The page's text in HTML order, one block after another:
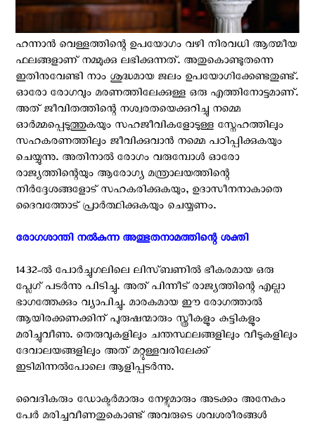
ഹന്നാൻ വെള്ളത്തിന്റെ ഉപയോഗം വഴി നിരവധി ആത്മീയ
ഫലങ്ങളാണ് നമ്മുക്കു ലഭിക്കുന്നത്. അതുകൊണ്ടുതന്നെ
ഇതിനുവേണ്ടി നാം ശുദ്ധമായ ജലം ഉപയോഗിക്കേണ്ടതുണ്ട്.
ഓരോ രോഗവും മരണത്തിലേക്കുള്ള ഒരു എത്തിനോട്ടമാണ്.
അത് ജീവിതത്തിന്റെ നശ്വരതയെക്കുറിച്ചു നമ്മെ
ഓർമ്മപ്പെടുത്തുകയും സഹജീവികളോടുള്ള സ്നേഹത്തിലും
സഹകരണത്തിലും ജീവിക്കുവാൻ നമ്മെ പഠിപ്പിക്കുകയും
ചെയ്യുന്നു. അതിനാൽ രോഗം വരുമ്പോൾ ഓരോ
രാജ്യത്തിന്റെയും ആരോഗ്യ മന്ത്രാലയത്തിന്റെ
നിർദ്ദേശങ്ങളോട് സഹകരിക്കുകയും, ഉദാസീനനാകാതെ
ദൈവത്തോട് പ്രാർത്ഥിക്കുകയും ചെയ്യണം.
രോഗശാന്തി നൽകുന്ന അത്ഭുതനാമത്തിന്റെ ശക്തി ‍
1432-ൽ പോർച്ചുഗലിലെ ലിസ്ബണിൽ ഭീകരമായ ഒരു
പ്ലേഗ് പടർന്നു പിടിച്ചു. അത് പിന്നീട് രാജ്യത്തിന്റെ എല്ലാ
ഭാഗത്തേക്കും വ്യാപിച്ചു. മാരകമായ ഈ രോഗത്താൽ
ആയിരക്കണക്കിന് പുരുഷന്മാരും സ്ത്രീകളും കുട്ടികളും
മരിച്ചുവീണു. തെരുവുകളിലും ചന്തസ്ഥലങ്ങളിലും വീടുകളിലും
ദേവാലയങ്ങളിലും അത് മറ്റുള്ളവരിലേക്ക്
ഇടിമിന്നൽപോലെ ആളിപ്പടർന്നു.
വൈദികരും ഡോക്ടർമാരും നേഴ്സുമാരും അടക്കം അനേകം
പേർ മരിച്ചുവീണതുകൊണ്ട് അവരുടെ ശവശരീരങ്ങൾ